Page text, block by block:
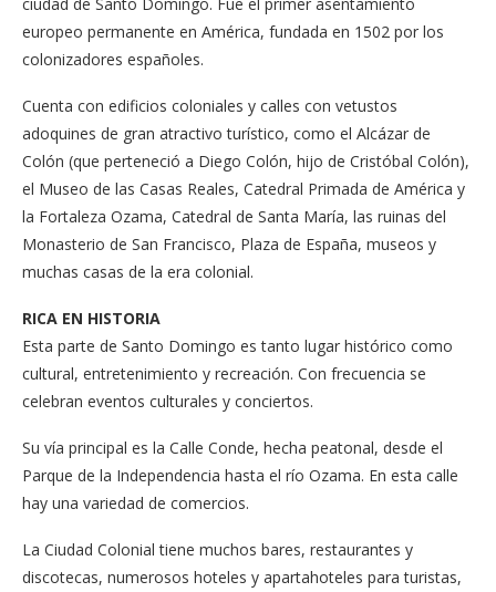
europeo perma­nente en América, fundada en 1502 por los
colonizado­res españoles.
Cuenta con edificios co­loniales y calles con ve­tustos
adoquines de gran atractivo turístico, como el Alcázar de
Colón (que per­teneció a Diego Colón, hijo de Cristóbal Colón),
el Mu­seo de las Casas Reales, Ca­tedral Primada de América y
la Fortaleza Ozama, Ca­tedral de Santa María, las ruinas del
Monasterio de San Francisco, Plaza de Es­paña, museos y
muchas ca­sas de la era colonial.
RICA EN HISTORIA
Esta parte de Santo Do­mingo es tanto lugar his­tórico como
cultural, en­tretenimiento y recrea­ción. Con frecuencia se
celebran eventos cultu­rales y conciertos.
Su vía principal es la Ca­lle Conde, hecha peato­nal, desde el
Parque de la Independencia hasta el río Ozama. En esta ca­lle
hay una variedad de comercios.
La Ciudad Colonial tie­ne muchos bares, res­taurantes y
discotecas, numerosos hoteles y apartahoteles para tu­ristas,